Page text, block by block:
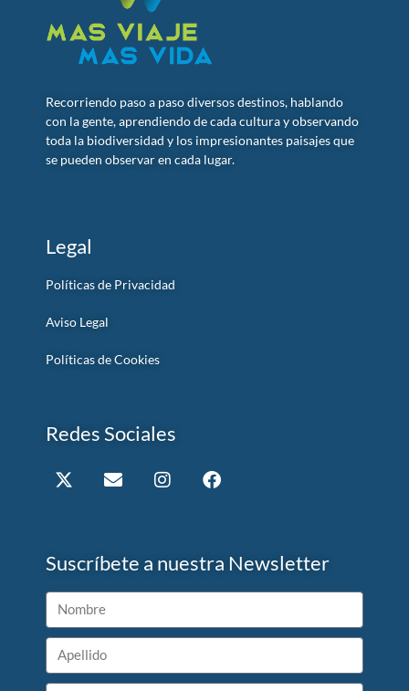
Recorriendo paso a paso diversos destinos, hablando
con la gente, aprendiendo de cada cultura y observando
toda la biodiversidad y los impresionantes paisajes que
se pueden observar en cada lugar.
Legal
Políticas de Privacidad
Aviso Legal
Políticas de Cookies
Redes Sociales
Suscríbete a nuestra Newsletter